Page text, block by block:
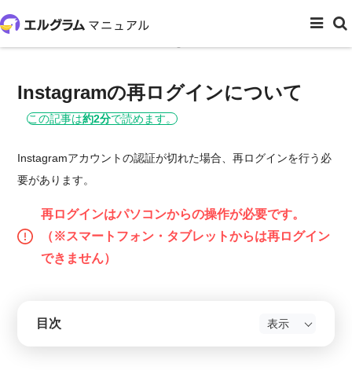
Instagramの再ログインについて
この記事は約2分で読めます。
Instagramアカウントの認証が切れた場合、再ログインを行う必
要があります。
再ログインはパソコンからの操作が必要です。
（※スマートフォン・タブレットからは再ログイン
できません）
目次